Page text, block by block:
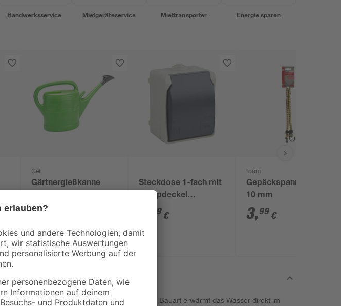
Handwerksservice Mietgeräteservice Miettransporter Energie sparen
Geli
Gärtnergießkanne
4,99
Steckdose 1-fach mit
Klappdeckel
Feuchtraum IP 44 250
99 €
toom
Gepäckspanner 800 x
10 mm
3,99 €
Dieser Elektro-Warmwasserspeicher druckfester Bauart erwärmt das Wasser direkt im